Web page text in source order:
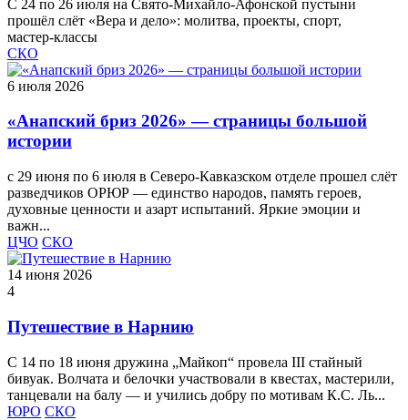
С 24 по 26 июля на Свято‑Михайло‑Афонской пустыни
прошёл слёт «Вера и дело»: молитва, проекты, спорт,
мастер‑классы
СКО
6 июля 2026
«Анапский бриз 2026» — страницы большой
истории
с 29 июня по 6 июля в Северо-Кавказском отделе прошел слёт
разведчиков ОРЮР — единство народов, память героев,
духовные ценности и азарт испытаний. Яркие эмоции и
важн...
ЦЧО СКО
14 июня 2026
4
Путешествие в Нарнию
С 14 по 18 июня дружина „Майкоп“ провела III стайный
бивуак. Волчата и белочки участвовали в квестах, мастерили,
танцевали на балу — и учились добру по мотивам К.С. Ль...
ЮРО СКО